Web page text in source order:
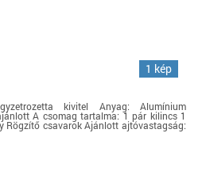
1 kép
kivitel Anyag: Alumínium
A csomag tartalma: 1 pár kilincs 1
Rögzítő csavarok Ajánlott ajtóvastagság: